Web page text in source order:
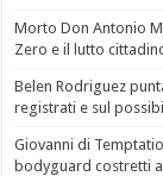
Morto Don Antonio
Zero e il lutto
Belen Rodriguez
registrati e sul
Giovanni di
bodyguard costretti